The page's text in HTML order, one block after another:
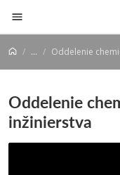
Prejsť na obsah
... Oddelenie
Oddelenie
inžinierstva